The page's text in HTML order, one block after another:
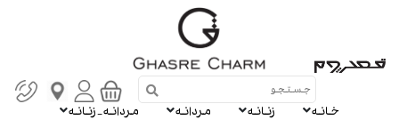
خانه زنانه مردانه مردانه - زنانه